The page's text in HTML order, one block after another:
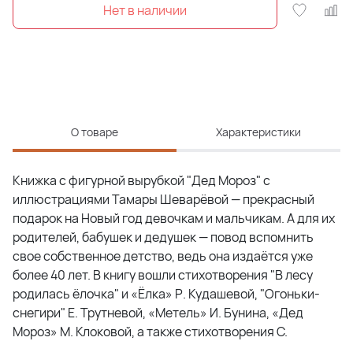
О товаре Характеристики
Книжка с фигурной вырубкой "Дед Мороз" с
иллюстрациями Тамары Шеварёвой — прекрасный
подарок на Новый год девочкам и мальчикам. А для их
родителей, бабушек и дедушек — повод вспомнить
свое собственное детство, ведь она издаётся уже
более 40 лет. В книгу вошли стихотворения "В лесу
родилась ёлочка" и «Ёлка» Р. Кудашевой, "Огоньки-
снегири" Е. Трутневой, «Метель» И. Бунина, «Дед
Мороз» М. Клоковой, а также стихотворения С.